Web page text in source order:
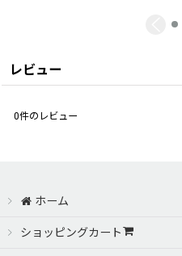
レビュー
0件のレビュー
ホーム
ショッピングカート